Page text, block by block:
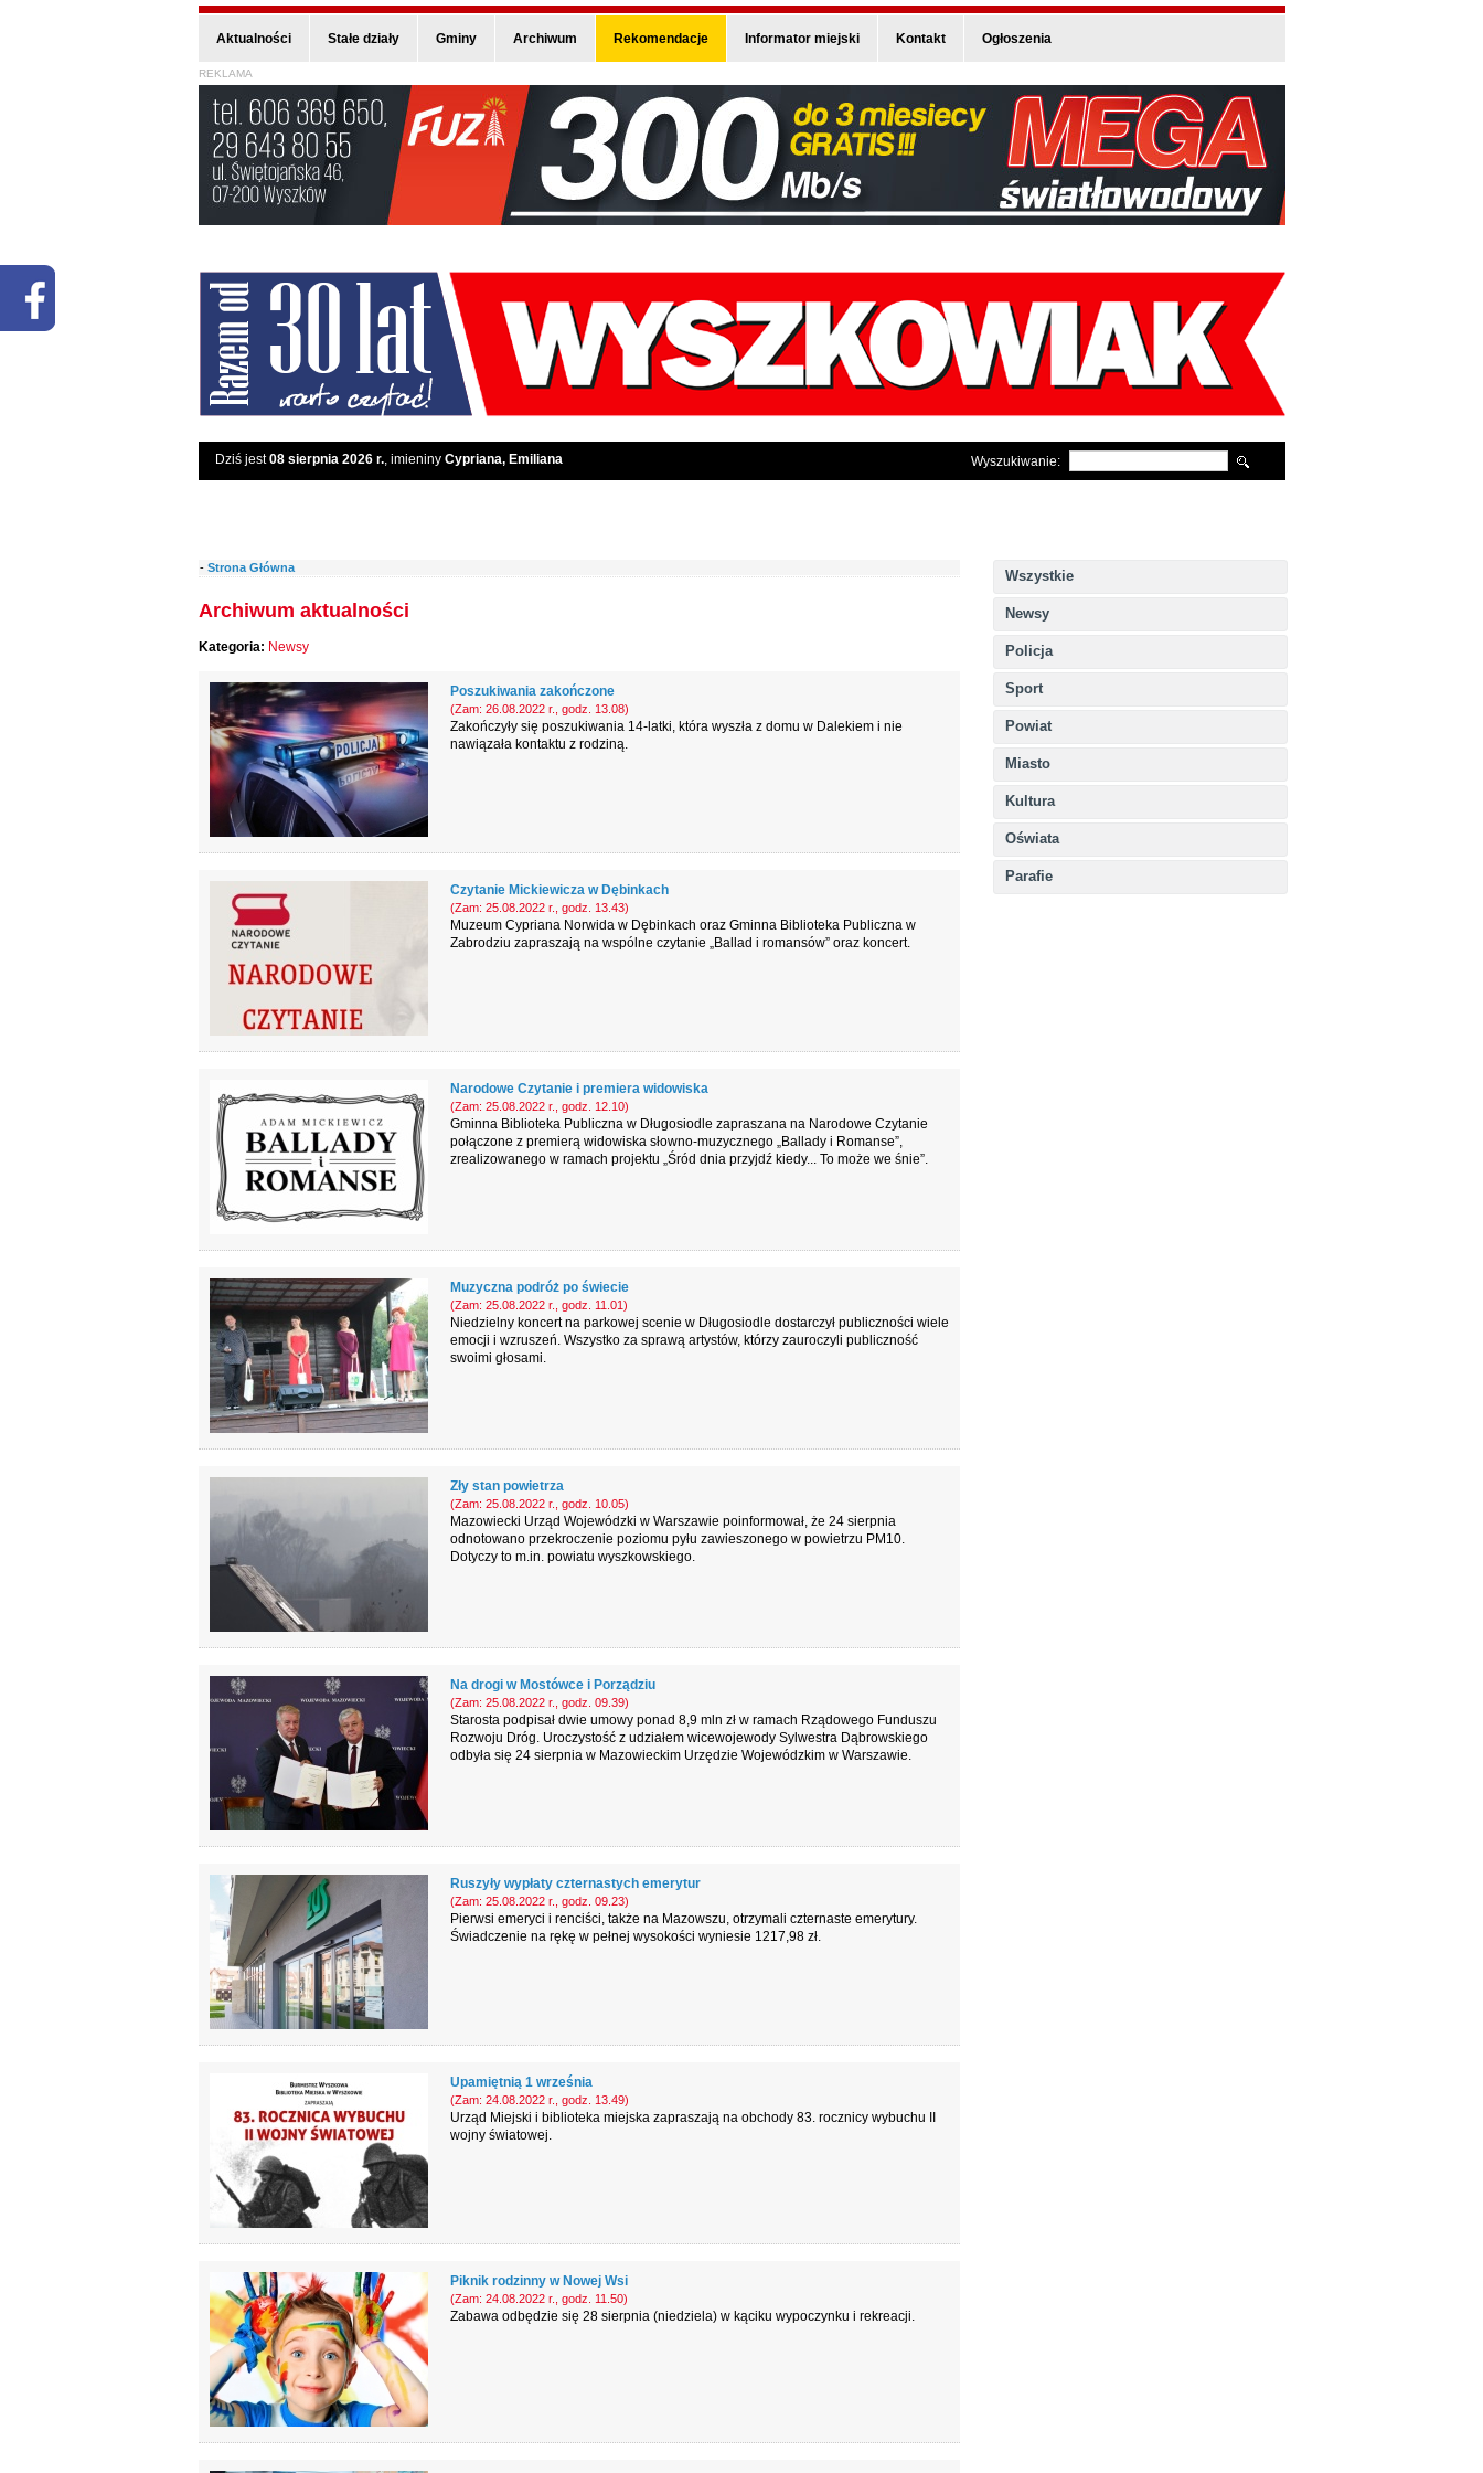
Aktualności Stałe działy Gminy Archiwum Rekomendacje Informator miejski Kontakt Ogłoszenia
REKLAMA
Dziś jest08 sierpnia 2026 r., imieniny Cypriana, Emiliana Wyszukiwanie:
Wszystkie
Newsy
Policja
Sport
Powiat
Miasto
Kultura
Oświata
Parafie
- Strona Główna
Archiwum aktualności
Kategoria: Newsy
Poszukiwania zakończone
(Zam: 26.08.2022 r., godz. 13.08)
Zakończyły się poszukiwania 14-latki, która wyszła z domu w Dalekiem i nie
nawiązała kontaktu z rodziną.
Czytanie Mickiewicza w Dębinkach
(Zam: 25.08.2022 r., godz. 13.43)
Muzeum Cypriana Norwida w Dębinkach oraz Gminna Biblioteka Publiczna w
Zabrodziu zapraszają na wspólne czytanie „Ballad i romansów” oraz koncert.
Narodowe Czytanie i premiera widowiska
(Zam: 25.08.2022 r., godz. 12.10)
Gminna Biblioteka Publiczna w Długosiodle zapraszana na Narodowe Czytanie
połączone z premierą widowiska słowno-muzycznego „Ballady i Romanse”,
zrealizowanego w ramach projektu „Śród dnia przyjdź kiedy... To może we śnie”.
Muzyczna podróż po świecie
(Zam: 25.08.2022 r., godz. 11.01)
Niedzielny koncert na parkowej scenie w Długosiodle dostarczył publiczności wiele
emocji i wzruszeń. Wszystko za sprawą artystów, którzy zauroczyli publiczność
swoimi głosami.
Zły stan powietrza
(Zam: 25.08.2022 r., godz. 10.05)
Mazowiecki Urząd Wojewódzki w Warszawie poinformował, że 24 sierpnia
odnotowano przekroczenie poziomu pyłu zawieszonego w powietrzu PM10.
Dotyczy to m.in. powiatu wyszkowskiego.
Na drogi w Mostówce i Porządziu
(Zam: 25.08.2022 r., godz. 09.39)
Starosta podpisał dwie umowy ponad 8,9 mln zł w ramach Rządowego Funduszu
Rozwoju Dróg. Uroczystość z udziałem wicewojewody Sylwestra Dąbrowskiego
odbyła się 24 sierpnia w Mazowieckim Urzędzie Wojewódzkim w Warszawie.
Ruszyły wypłaty czternastych emerytur
(Zam: 25.08.2022 r., godz. 09.23)
Pierwsi emeryci i renciści, także na Mazowszu, otrzymali czternaste emerytury.
Świadczenie na rękę w pełnej wysokości wyniesie 1217,98 zł.
Upamiętnią 1 września
(Zam: 24.08.2022 r., godz. 13.49)
Urząd Miejski i biblioteka miejska zapraszają na obchody 83. rocznicy wybuchu II
wojny światowej.
Piknik rodzinny w Nowej Wsi
(Zam: 24.08.2022 r., godz. 11.50)
Zabawa odbędzie się 28 sierpnia (niedziela) w kąciku wypoczynku i rekreacji.